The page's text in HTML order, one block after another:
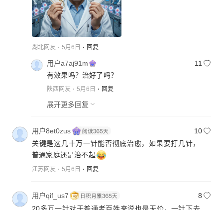
湖北网友 5月6日 回复
用户a7aj91m
11
有效果吗？治好了吗？
陕西网友 5月6日 回复
展开更多回复
用户8et0zus
10
关键是这几十万一针能否彻底治愈，如果要打几针，
普通家庭还是治不起
江苏网友 5月6日 回复
用户qif_us7
8
20多万一针对于普通老百姓来说也是天价，一针下去